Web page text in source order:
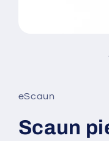
fereastră
modală
eScaun
Scaun